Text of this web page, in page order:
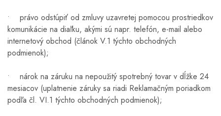
• právo odstúpiť od zmluvy uzavretej pomocou prostriedkov
komunikácie na diaľku, akými sú napr. telefón, e-mail alebo
internetový obchod (článok V.1 týchto obchodných
podmienok);
• nárok na záruku na nepoužitý spotrebný tovar v dĺžke 24
mesiacov (uplatnenie záruky sa riadi Reklamačným poriadkom
podľa čl. VI.1 týchto obchodných podmienok);